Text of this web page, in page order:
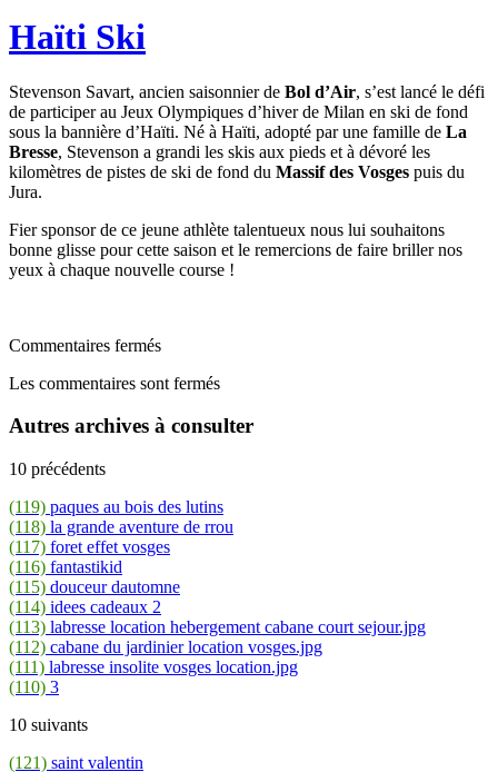
Haïti Ski
Stevenson Savart, ancien saisonnier de Bol d’Air, s’est lancé le défi
de participer au Jeux Olympiques d’hiver de Milan en ski de fond
sous la bannière d’Haïti. Né à Haïti, adopté par une famille de La
Bresse, Stevenson a grandi les skis aux pieds et à dévoré les
kilomètres de pistes de ski de fond du Massif des Vosges puis du
Jura.
Fier sponsor de ce jeune athlète talentueux nous lui souhaitons
bonne glisse pour cette saison et le remercions de faire briller nos
yeux à chaque nouvelle course !
Commentaires fermés
Les commentaires sont fermés
Autres archives à consulter
10 précédents
(119) paques au bois des lutins
(118) la grande aventure de rrou
(117) foret effet vosges
(116) fantastikid
(115) douceur dautomne
(114) idees cadeaux 2
(113) labresse location hebergement cabane court sejour.jpg
(112) cabane du jardinier location vosges.jpg
(111) labresse insolite vosges location.jpg
(110) 3
10 suivants
(121) saint valentin